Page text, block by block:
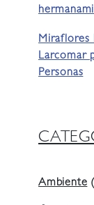
Miraflores
Larcomar
Personas
Ambiente